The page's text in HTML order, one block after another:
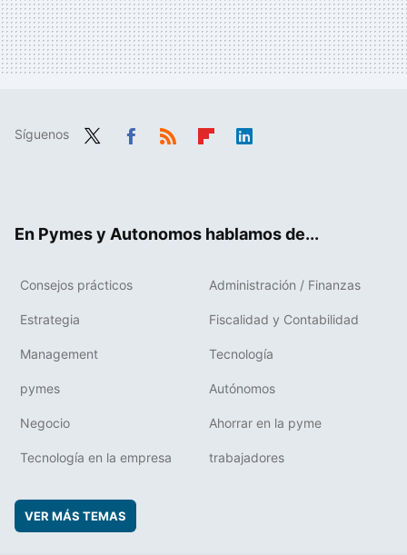
Síguenos
En Pymes y Autonomos hablamos de...
Consejos prácticos Administración / Finanzas
Estrategia Fiscalidad y Contabilidad
Management Tecnología
pymes Autónomos
Negocio Ahorrar en la pyme
Tecnología en la empresa trabajadores
VER MÁS TEMAS